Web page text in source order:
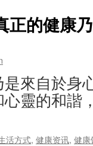
正的健康
來自於身
靈的和諧
活方式, 健康资讯, 健康